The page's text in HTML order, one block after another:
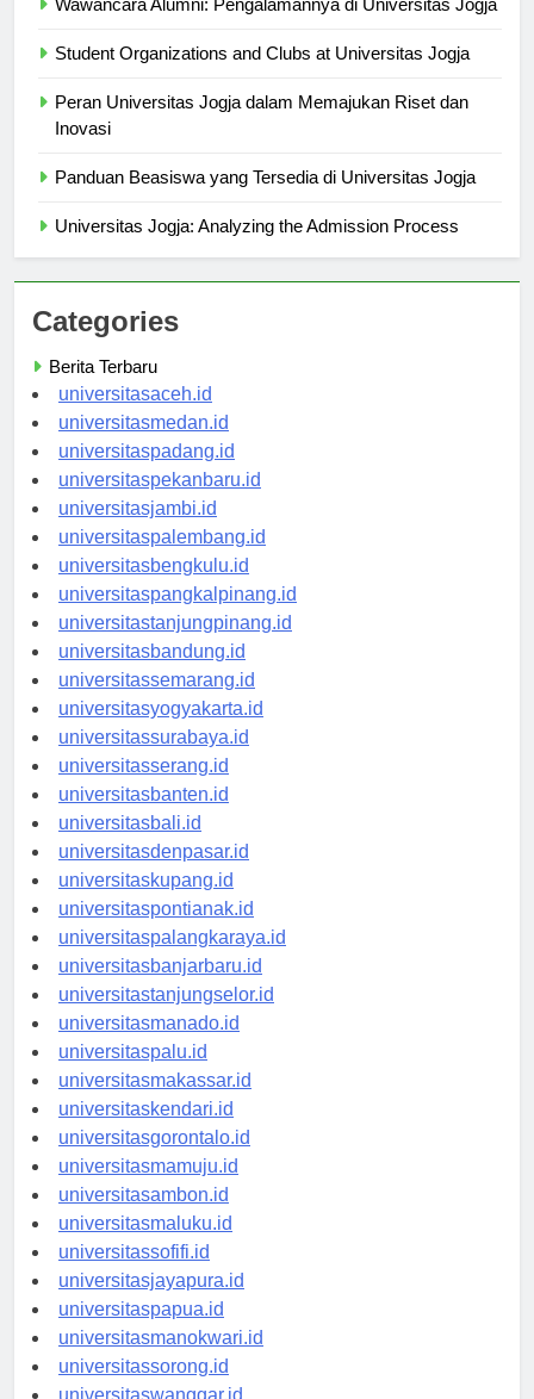
Peran Universitas Jogja dalam Memajukan Riset dan
Categories
Berita Terbaru
universitasaceh.id
universitasmedan.id
universitaspadang.id
universitaspekanbaru.id
universitasjambi.id
universitaspalembang.id
universitasbengkulu.id
universitaspangkalpinang.id
universitastanjungpinang.id
universitasbandung.id
universitassemarang.id
universitasyogyakarta.id
universitassurabaya.id
universitasserang.id
universitasbanten.id
universitasbali.id
universitasdenpasar.id
universitaskupang.id
universitaspontianak.id
universitaspalangkaraya.id
universitasbanjarbaru.id
universitastanjungselor.id
universitasmanado.id
universitaspalu.id
universitasmakassar.id
universitaskendari.id
universitasgorontalo.id
universitasmamuju.id
universitasambon.id
universitasmaluku.id
universitassofifi.id
universitasjayapura.id
universitaspapua.id
universitasmanokwari.id
universitassorong.id